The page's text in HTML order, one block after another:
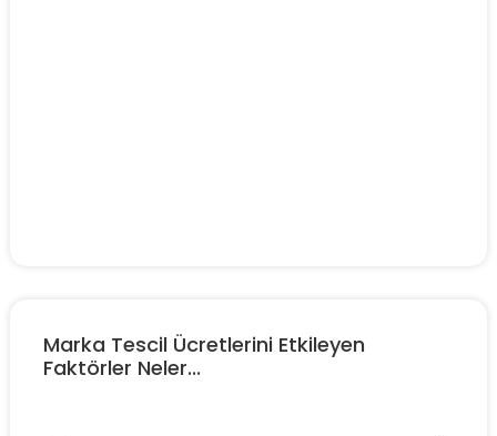
Marka Tescil Ücretlerini Etkileyen
Faktörler Neler...